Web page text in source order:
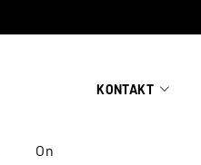
KONTAKT
On